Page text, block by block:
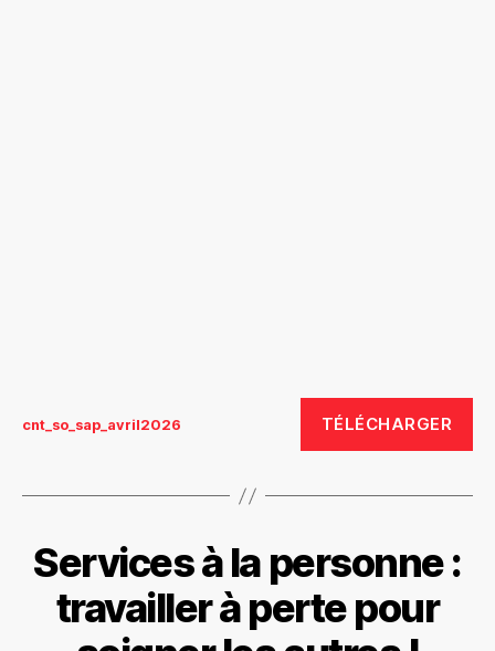
cnt_so_sap_avril2026 TÉLÉCHARGER
Services à la personne :
travailler à perte pour